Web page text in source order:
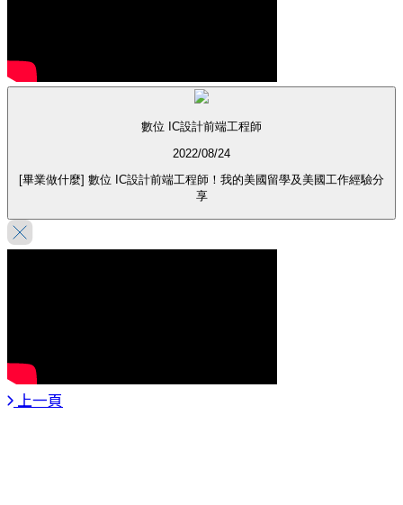
數位 IC設計前端工程師
2022/08/24
[畢業做什麼] 數位 IC設計前端工程師！我的美國留學及美國工作經驗分
享
上一頁